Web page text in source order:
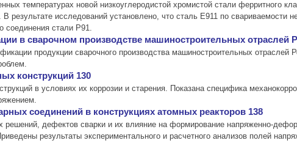
температурах новой низкоуглеродистой хромистой стали ферритного
исследований установлено, что сталь Е911 по свариваемости
соединения стали Р91.
сварочном производстве машиностроительных отраслей
продукции сварочного производства машиностроительных отраслей
конструкций 130
в условиях их коррозии и старения. Показана специфика
соединений в конструкциях атомных реакторов 138
решений, дефектов сварки и их влияние на формирование напряженно-
результаты экспериментального и расчетного анализов полей